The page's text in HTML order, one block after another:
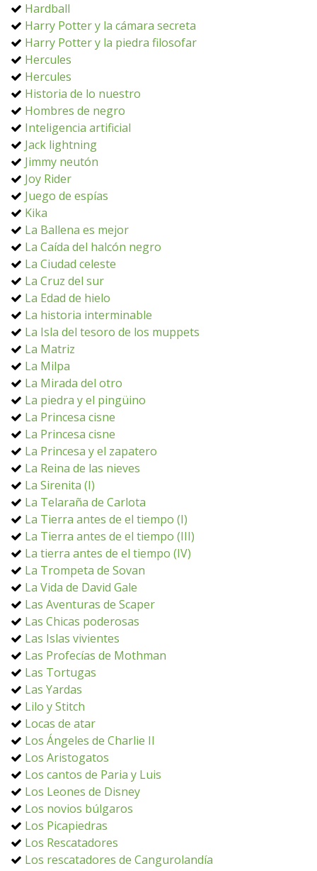
Hardball
Harry Potter y la cámara secreta
Harry Potter y la piedra filosofar
Hercules
Hercules
Historia de lo nuestro
Hombres de negro
Inteligencia artificial
Jack lightning
Jimmy neutón
Joy Rider
Juego de espías
Kika
La Ballena es mejor
La Caída del halcón negro
La Ciudad celeste
La Cruz del sur
La Edad de hielo
La historia interminable
La Isla del tesoro de los muppets
La Matriz
La Milpa
La Mirada del otro
La piedra y el pingüino
La Princesa cisne
La Princesa cisne
La Princesa y el zapatero
La Reina de las nieves
La Sirenita (I)
La Telaraña de Carlota
La Tierra antes de el tiempo (I)
La Tierra antes de el tiempo (III)
La tierra antes de el tiempo (IV)
La Trompeta de Sovan
La Vida de David Gale
Las Aventuras de Scaper
Las Chicas poderosas
Las Islas vivientes
Las Profecías de Mothman
Las Tortugas
Las Yardas
Lilo y Stitch
Locas de atar
Los Ángeles de Charlie II
Los Aristogatos
Los cantos de Paria y Luis
Los Leones de Disney
Los novios búlgaros
Los Picapiedras
Los Rescatadores
Los rescatadores de Cangurolandía